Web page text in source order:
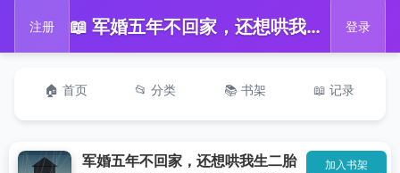
注册 📖 军婚五年不回家，还想哄我生二胎王紫如翟惜墨全本免费在线阅读抖音小说全本 登录
🏠 首页 📂 分类 📚 书架 📖 记录
军婚五年不回家，还想哄我生二胎
加入书架